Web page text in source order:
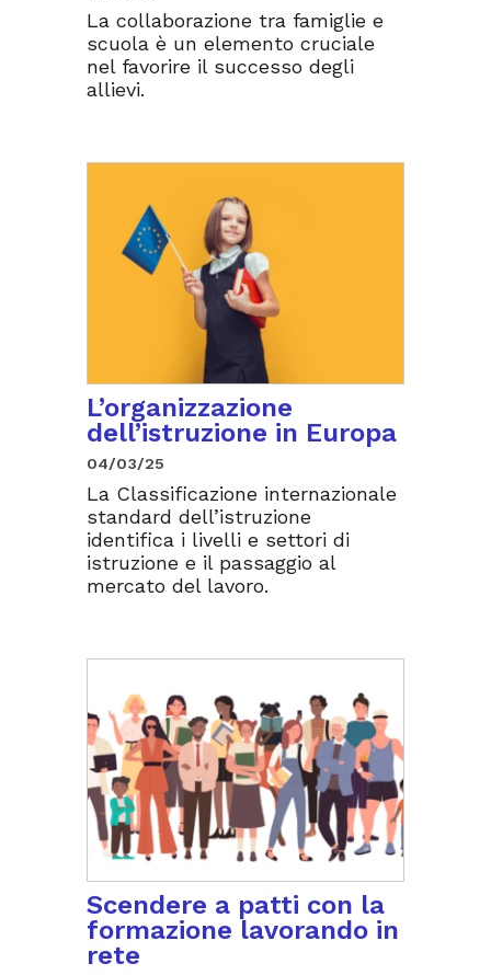
La collaborazione tra famiglie e
scuola è un elemento cruciale
nel favorire il successo degli
allievi.
L’organizzazione
dell’istruzione in Europa
04/03/25
La Classificazione internazionale
standard dell’istruzione
identifica i livelli e settori di
istruzione e il passaggio al
mercato del lavoro.
Scendere a patti con la
formazione lavorando in
rete